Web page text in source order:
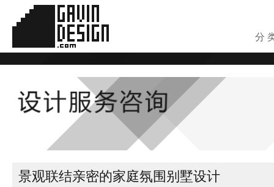
分
景观联结亲密的家庭氛围别墅设计